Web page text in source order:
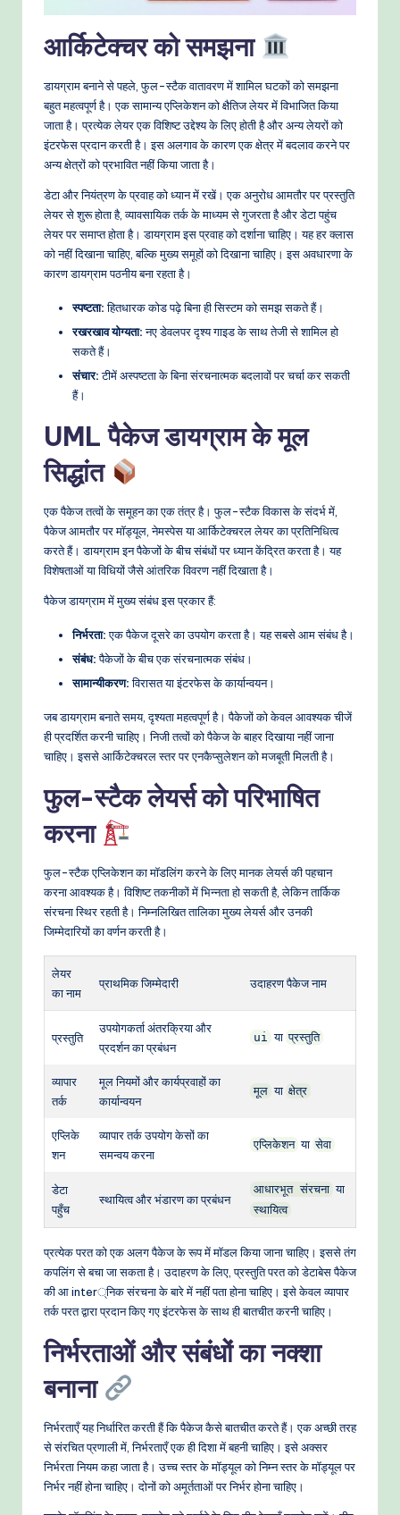
&
M
d
rn
T
e
c
h
आर्किटेक्चर को समझना
डायग्राम बनाने से पहले, फुल-स्टैक वातावरण में शामिल घटकों को समझना
बहुत महत्वपूर्ण है। एक सामान्य एप्लिकेशन को क्षैतिज लेयर में विभाजित किया
जाता है। प्रत्येक लेयर एक विशिष्ट उद्देश्य के लिए होती है और अन्य लेयरों को
इंटरफेस प्रदान करती है। इस अलगाव के कारण एक क्षेत्र में बदलाव करने पर
अन्य क्षेत्रों को प्रभावित नहीं किया जाता है।
डेटा और नियंत्रण के प्रवाह को ध्यान में रखें। एक अनुरोध आमतौर पर प्रस्तुति
लेयर से शुरू होता है, व्यावसायिक तर्क के माध्यम से गुजरता है और डेटा पहुंच
लेयर पर समाप्त होता है। डायग्राम इस प्रवाह को दर्शाना चाहिए। यह हर क्लास
को नहीं दिखाना चाहिए, बल्कि मुख्य समूहों को दिखाना चाहिए। इस अवधारणा के
कारण डायग्राम पठनीय बना रहता है।
स्पष्टता:हितधारक कोड पढ़े बिना ही सिस्टम को समझ सकते हैं।
रखरखाव योग्यता:नए डेवलपर दृश्य गाइड के साथ तेजी से शामिल हो
सकते हैं।
संचार:टीमें अस्पष्टता के बिना संरचनात्मक बदलावों पर चर्चा कर सकती
हैं।
UML पैकेज डायग्राम के मूल
सिद्धांत
एक पैकेज तत्वों के समूहन का एक तंत्र है। फुल-स्टैक विकास के संदर्भ में,
पैकेज आमतौर पर मॉड्यूल, नेमस्पेस या आर्किटेक्चरल लेयर का प्रतिनिधित्व
करते हैं। डायग्राम इन पैकेजों के बीच संबंधों पर ध्यान केंद्रित करता है। यह
विशेषताओं या विधियों जैसे आंतरिक विवरण नहीं दिखाता है।
पैकेज डायग्राम में मुख्य संबंध इस प्रकार हैं:
निर्भरता:एक पैकेज दूसरे का उपयोग करता है। यह सबसे आम संबंध है।
संबंध:पैकेजों के बीच एक संरचनात्मक संबंध।
सामान्यीकरण:विरासत या इंटरफेस के कार्यान्वयन।
जब डायग्राम बनाते समय, दृश्यता महत्वपूर्ण है। पैकेजों को केवल आवश्यक चीजें
ही प्रदर्शित करनी चाहिए। निजी तत्वों को पैकेज के बाहर दिखाया नहीं जाना
चाहिए। इससे आर्किटेक्चरल स्तर पर एनकैप्सुलेशन को मजबूती मिलती है।
फुल-स्टैक लेयर्स को परिभाषित
करना
फुल-स्टैक एप्लिकेशन का मॉडलिंग करने के लिए मानक लेयर्स की पहचान
करना आवश्यक है। विशिष्ट तकनीकों में भिन्नता हो सकती है, लेकिन तार्किक
संरचना स्थिर रहती है। निम्नलिखित तालिका मुख्य लेयर्स और उनकी
जिम्मेदारियों का वर्णन करती है।
लेयर
का नाम
प्राथमिक जिम्मेदारी उदाहरण पैकेज नाम
प्रस्तुति
उपयोगकर्ता अंतरक्रिया और
प्रदर्शन का प्रबंधन
ui या प्रस्तुति
व्यापार
तर्क
मूल नियमों और कार्यप्रवाहों का
कार्यान्वयन
मूल या क्षेत्र
एप्लिके
शन
व्यापार तर्क उपयोग केसों का
समन्वय करना
एप्लिकेशन या सेवा
डेटा
पहुँच
स्थायित्व और भंडारण का प्रबंधन
आधारभूत संरचना या
स्थायित्व
प्रत्येक परत को एक अलग पैकेज के रूप में मॉडल किया जाना चाहिए। इससे तंग
कपलिंग से बचा जा सकता है। उदाहरण के लिए, प्रस्तुति परत को डेटाबेस पैकेज
की आ inter्निक संरचना के बारे में नहीं पता होना चाहिए। इसे केवल व्यापार
तर्क परत द्वारा प्रदान किए गए इंटरफेस के साथ ही बातचीत करनी चाहिए।
निर्भरताओं और संबंधों का नक्शा
बनाना
निर्भरताएँ यह निर्धारित करती हैं कि पैकेज कैसे बातचीत करते हैं। एक अच्छी तरह
से संरचित प्रणाली में, निर्भरताएँ एक ही दिशा में बहनी चाहिए। इसे अक्सर
निर्भरता नियम कहा जाता है। उच्च स्तर के मॉड्यूल को निम्न स्तर के मॉड्यूल पर
निर्भर नहीं होना चाहिए। दोनों को अमूर्तताओं पर निर्भर होना चाहिए।